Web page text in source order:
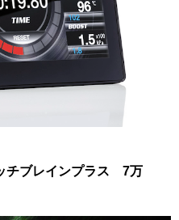
チブレインプラス 7万